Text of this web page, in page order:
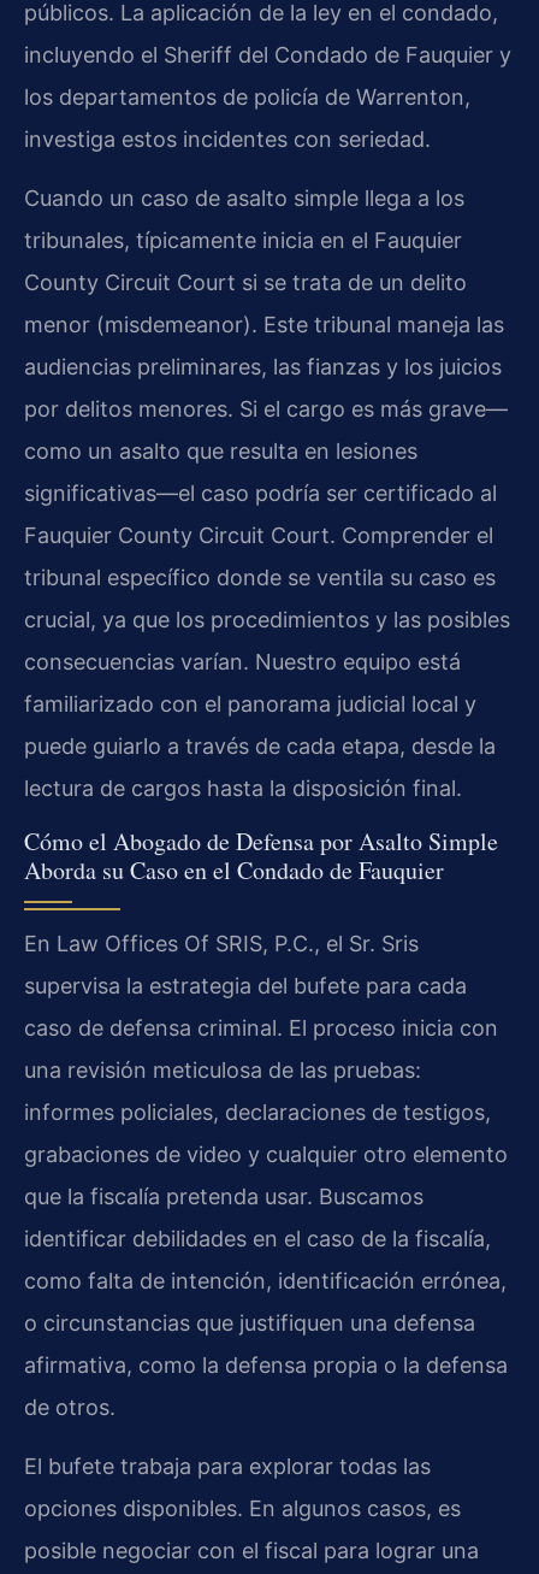
públicos. La aplicación de la ley en el condado,
incluyendo el Sheriff del Condado de Fauquier y
los departamentos de policía de Warrenton,
investiga estos incidentes con seriedad.
Cuando un caso de asalto simple llega a los
tribunales, típicamente inicia en el Fauquier
County Circuit Court si se trata de un delito
menor (misdemeanor). Este tribunal maneja las
audiencias preliminares, las fianzas y los juicios
por delitos menores. Si el cargo es más grave—
como un asalto que resulta en lesiones
significativas—el caso podría ser certificado al
Fauquier County Circuit Court. Comprender el
tribunal específico donde se ventila su caso es
crucial, ya que los procedimientos y las posibles
consecuencias varían. Nuestro equipo está
familiarizado con el panorama judicial local y
puede guiarlo a través de cada etapa, desde la
lectura de cargos hasta la disposición final.
Cómo el Abogado de Defensa por Asalto Simple
Aborda su Caso en el Condado de Fauquier
En Law Offices Of SRIS, P.C., el Sr. Sris
supervisa la estrategia del bufete para cada
caso de defensa criminal. El proceso inicia con
una revisión meticulosa de las pruebas:
informes policiales, declaraciones de testigos,
grabaciones de video y cualquier otro elemento
que la fiscalía pretenda usar. Buscamos
identificar debilidades en el caso de la fiscalía,
como falta de intención, identificación errónea,
o circunstancias que justifiquen una defensa
afirmativa, como la defensa propia o la defensa
de otros.
El bufete trabaja para explorar todas las
opciones disponibles. En algunos casos, es
posible negociar con el fiscal para lograr una